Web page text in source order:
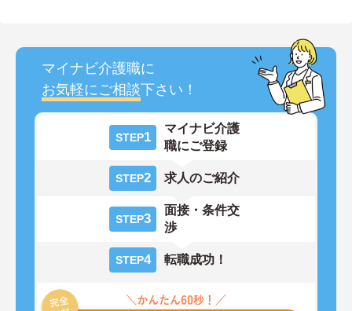
マイナビ介護職に
お気軽にご相談下さい！
STEP1
マイナビ介護
職にご登録
STEP2 求人のご紹介
STEP3
面接・条件交
渉
STEP4 転職成功！